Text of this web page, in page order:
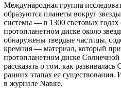
Международная группа
образуются планеты вокруг
системы — в 1300 световых годах
протопланетном диске около
обнаружены твердые частицы,
кремния — материал, который
протопланетном диске
рассказать о том, как
ранних этапах ее существования.
в журнале Nature.